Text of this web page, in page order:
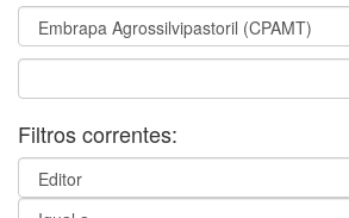
Filtros correntes: